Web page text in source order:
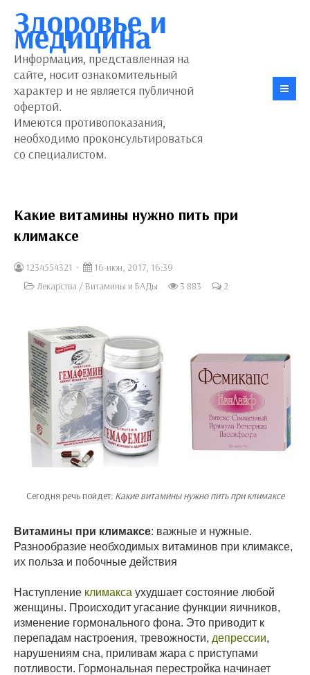
Здоровье и
медицина
Информация, представленная на
сайте, носит ознакомительный
характер и не является публичной
офертой.
Имеются противопоказания,
необходимо проконсультироваться
со специалистом.
Какие витамины нужно пить при
климаксе
1234554321
16-июн, 2017, 16:39
Лекарства / Витамины и БАДы 3 883 2
Сегодня речь пойдет: Какие витамины нужно пить при климаксе
Витамины при климаксе: важные и нужные.
Разнообразие необходимых витаминов при климаксе,
их польза и побочные действия
Наступление климакса ухудшает состояние любой
женщины. Происходит угасание функции яичников,
изменение гормонального фона. Это приводит к
перепадам настроения, тревожности, депрессии,
нарушениям сна, приливам жара с приступами
потливости. Гормональная перестройка начинает